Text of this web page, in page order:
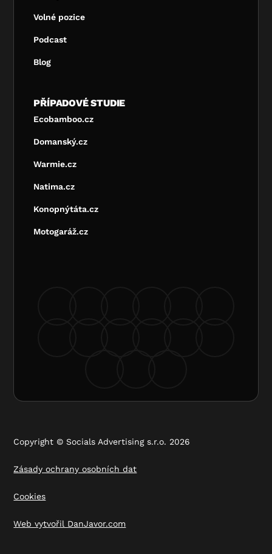
Volné pozice
Podcast
Blog
PŘÍPADOVÉ STUDIE
Ecobamboo.cz
Domanský.cz
Warmie.cz
Natima.cz
Konopnýtáta.cz
Motogaráž.cz
Copyright © Socials Advertising s.r.o. 2026
Zásady ochrany osobních dat
Cookies
Web vytvořil DanJavor.com